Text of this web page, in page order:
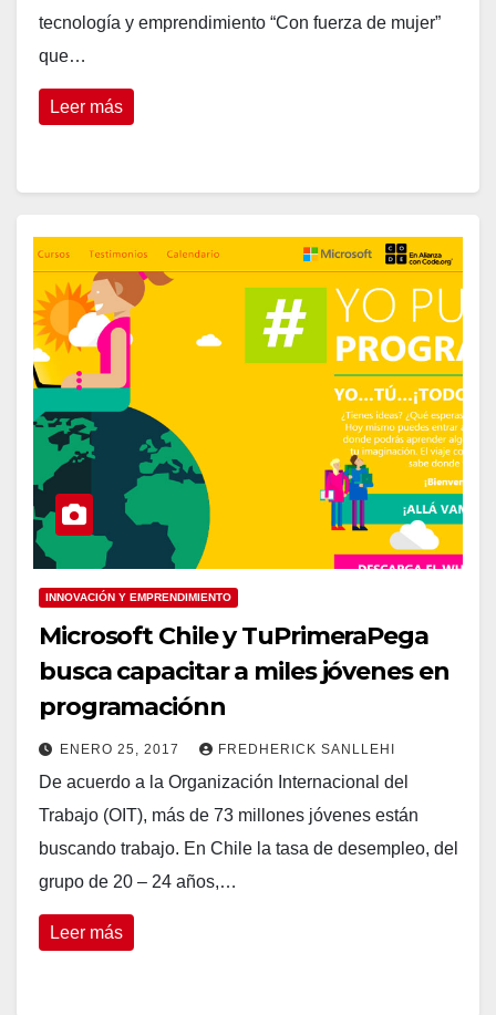
tecnología y emprendimiento “Con fuerza de mujer”
que…
Leer más
INNOVACIÓN Y EMPRENDIMIENTO
Microsoft Chile y TuPrimeraPega
busca capacitar a miles jóvenes en
programaciónn
ENERO 25, 2017 FREDHERICK SANLLEHI
De acuerdo a la Organización Internacional del
Trabajo (OIT), más de 73 millones jóvenes están
buscando trabajo. En Chile la tasa de desempleo, del
grupo de 20 – 24 años,…
Leer más